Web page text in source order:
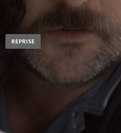
REPRISE